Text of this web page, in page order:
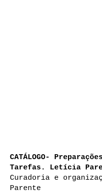
CATÁLOGO-
Tarefas. Letícia
Curadoria e
Parente